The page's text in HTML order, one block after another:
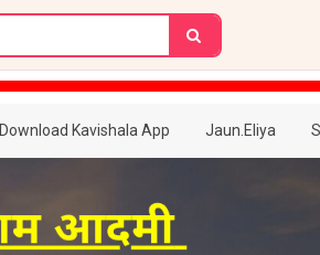
Download Kavishala App Jaun.Eliya